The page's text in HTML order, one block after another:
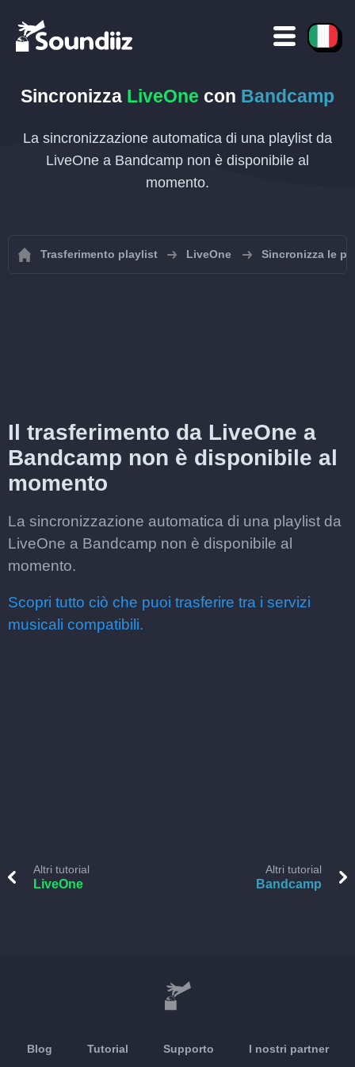
Sincronizza LiveOne con Bandcamp
La sincronizzazione automatica di una playlist da
LiveOne a Bandcamp non è disponibile al
momento.
Trasferimento playlist LiveOne Sincronizza le
Il trasferimento da LiveOne a
Bandcamp non è disponibile al
momento
La sincronizzazione automatica di una playlist da
LiveOne a Bandcamp non è disponibile al
momento.
Scopri tutto ciò che puoi trasferire tra i servizi
musicali compatibili.
Altri tutorial
LiveOne
Altri tutorial
Bandcamp
Blog Tutorial Supporto I nostri partner